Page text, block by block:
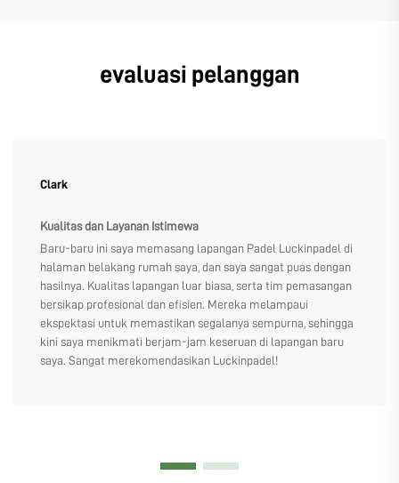
evaluasi pelanggan
Clark
Kualitas dan Layanan Istimewa
Baru-baru ini saya memasang lapangan Padel Luckinpadel di
halaman belakang rumah saya, dan saya sangat puas dengan
hasilnya. Kualitas lapangan luar biasa, serta tim pemasangan
bersikap profesional dan efisien. Mereka melampaui
ekspektasi untuk memastikan segalanya sempurna, sehingga
kini saya menikmati berjam-jam keseruan di lapangan baru
saya. Sangat merekomendasikan Luckinpadel!